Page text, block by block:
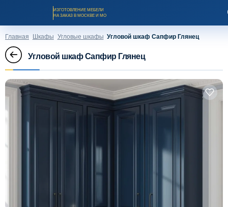
ИЗГОТОВЛЕНИЕ МЕБЕЛИ
НА ЗАКАЗ В МОСКВЕ И МО
Заказать звонок
Главная Шкафы Угловые шкафы Угловой шкаф Сапфир Глянец
Угловой шкаф Сапфир Глянец